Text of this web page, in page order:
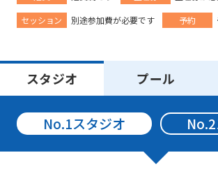
セッション
別途参加費が必要です 予約
スタジオ プール
No.1スタジオ